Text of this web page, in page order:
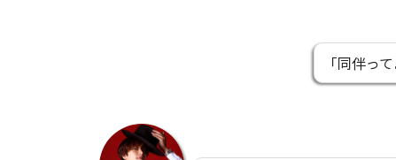
「同伴っ